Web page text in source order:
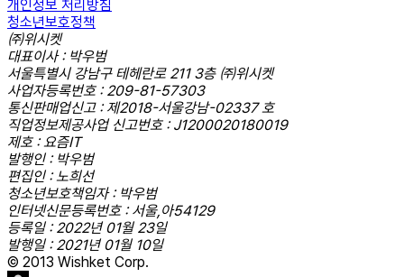
개인정보 처리방침
청소년보호정책
㈜위시켓
대표이사 : 박우범
서울특별시 강남구 테헤란로 211 3층 ㈜위시켓
사업자등록번호 : 209-81-57303
통신판매업신고 : 제2018-서울강남-02337 호
직업정보제공사업 신고번호 : J1200020180019
제호 : 요즘IT
발행인 : 박우범
편집인 : 노희선
청소년보호책임자 : 박우범
인터넷신문등록번호 : 서울,아54129
등록일 : 2022년 01월 23일
발행일 : 2021년 01월 10일
© 2013 Wishket Corp.